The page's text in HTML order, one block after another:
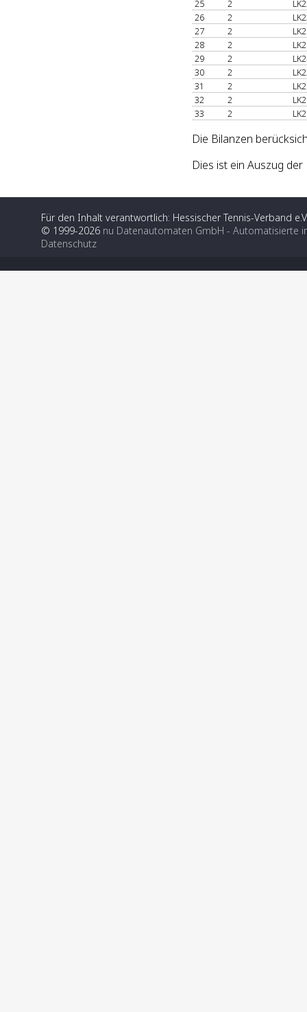
25
2
26
2
27
2
28
2
29
2
30
2
31
2
32
2
33
2
Die Bilanzen
Dies ist ein Auszug
Für den Inhalt verantwortlich: Hessischer Tennis-Verband
© 1999-2026 nu Datenautomaten GmbH - Automatisierte
Datenschutz